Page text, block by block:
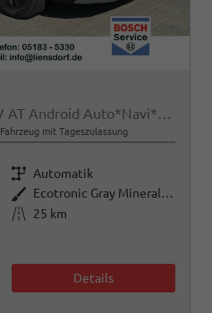
Black Line 1.6 T-GDi HEV AT Android Auto*Navi*SHZ*Kamera*2Z Klimaauto*
Fahrzeug mit Tageszulassung
Getriebe Automatik
Außenfarbe
Ecotronic Gray Mineraleffekt
Kilometerstand
25 km
Details